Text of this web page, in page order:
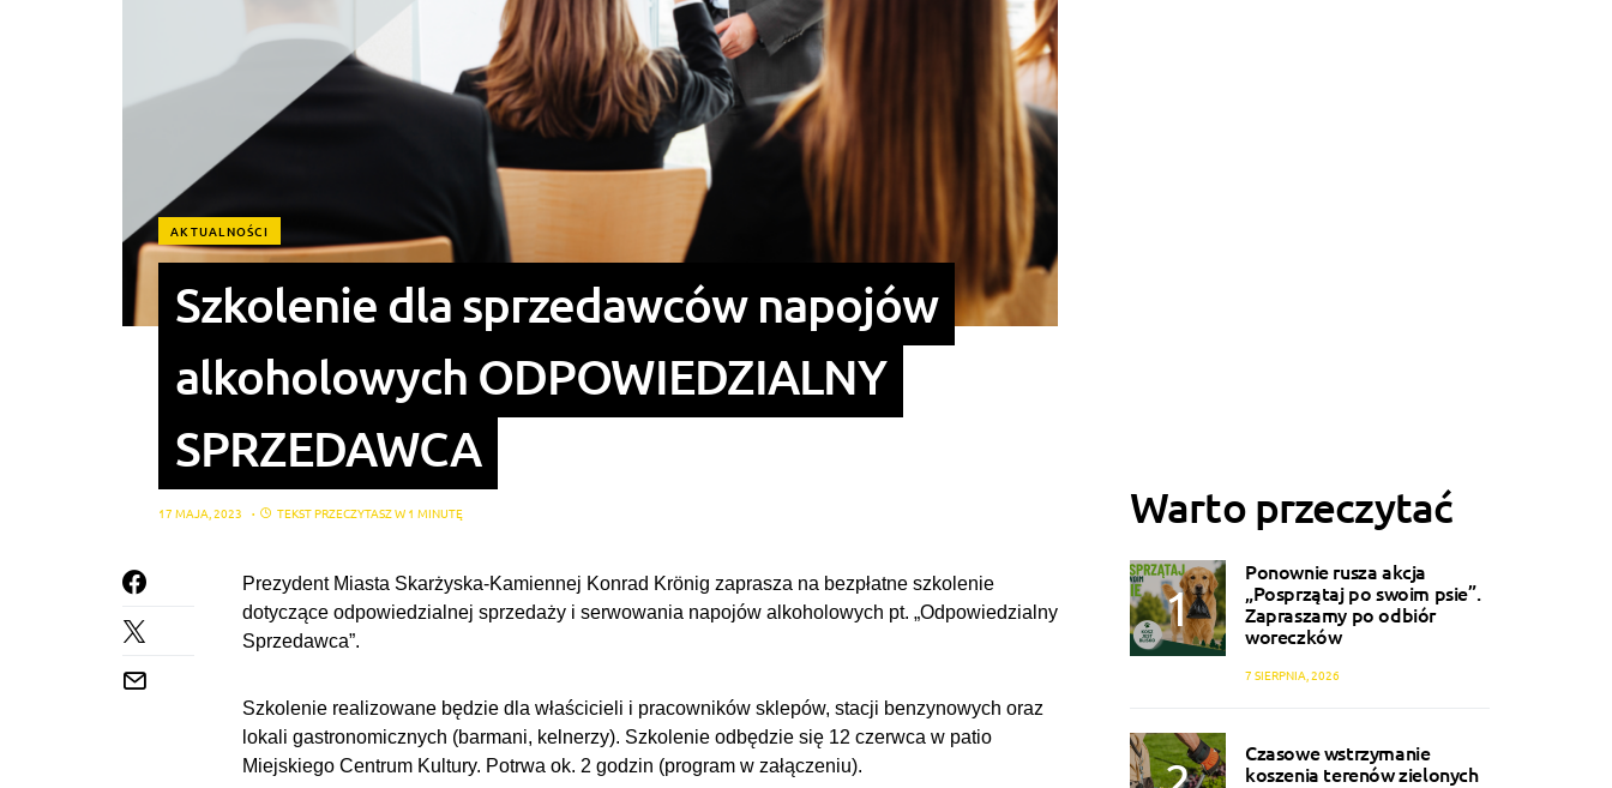
AKTUALNOŚCI
Szkolenie dla sprzedawców napojów
alkoholowych ODPOWIEDZIALNY
SPRZEDAWCA
17 MAJA, 2023 TEKST PRZECZYTASZ W 1 MINUTĘ
Prezydent Miasta Skarżyska-Kamiennej Konrad Krönig zaprasza na bezpłatne szkolenie
dotyczące odpowiedzialnej sprzedaży i serwowania napojów alkoholowych pt. „Odpowiedzialny
Sprzedawca”.
Szkolenie realizowane będzie dla właścicieli i pracowników sklepów, stacji benzynowych oraz
lokali gastronomicznych (barmani, kelnerzy). Szkolenie odbędzie się 12 czerwca w patio
Miejskiego Centrum Kultury. Potrwa ok. 2 godzin (program w załączeniu).
Warto przeczytać
Ponownie rusza akcja
„Posprzątaj po swoim psie”.
Zapraszamy po odbiór
woreczków
7 SIERPNIA, 2026
Czasowe wstrzymanie
koszenia terenów zielonych